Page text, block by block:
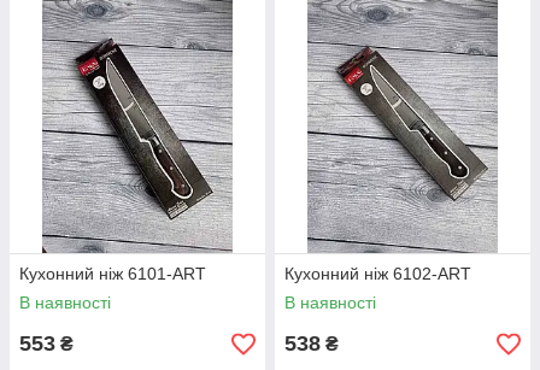
Кухонний ніж 6101-ART
В наявності
553 ₴
Кухонний ніж 6102-ART
В наявності
538 ₴